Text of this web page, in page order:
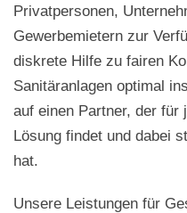
Privatpersonen,
Gewerbemietern zur
diskrete Hilfe zu fairen
Sanitäranlagen optimal
auf einen Partner, der für
Lösung findet und dabei
hat.
Unsere Leistungen für